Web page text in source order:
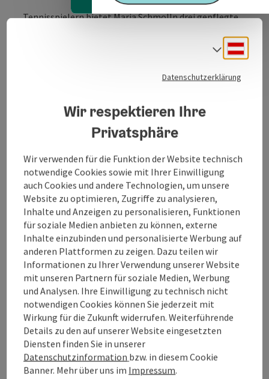
Tennisspielern bietet Maria Schmolln drei gepflegte
Die Tennisanlage wurde in einem idyllisch gelegenen
Öffnungszeiten
Anreise/Lage
Tennisplatz/-halle
Sportarten
Ausstattung
Preise
Datenschutzerklärung
Wir respektieren Ihre
Privatsphäre
Wir verwenden für die Funktion der Website technisch
notwendige Cookies sowie mit Ihrer Einwilligung
auch Cookies und andere Technologien, um unsere
Website zu optimieren, Zugriffe zu analysieren,
Inhalte und Anzeigen zu personalisieren, Funktionen
für soziale Medien anbieten zu können, externe
Inhalte einzubinden und personalisierte Werbung auf
anderen Plattformen zu zeigen. Dazu teilen wir
Informationen zu Ihrer Verwendung unserer Website
mit unseren Partnern für soziale Medien, Werbung
und Analysen. Ihre Einwilligung zu technisch nicht
notwendigen Cookies können Sie jederzeit mit
Wirkung für die Zukunft widerrufen. Weiterführende
Details zu den auf unserer Website eingesetzten
Diensten finden Sie in unserer
Datenschutzinformation bzw. in diesem Cookie
Banner. Mehr über uns im Impressum.